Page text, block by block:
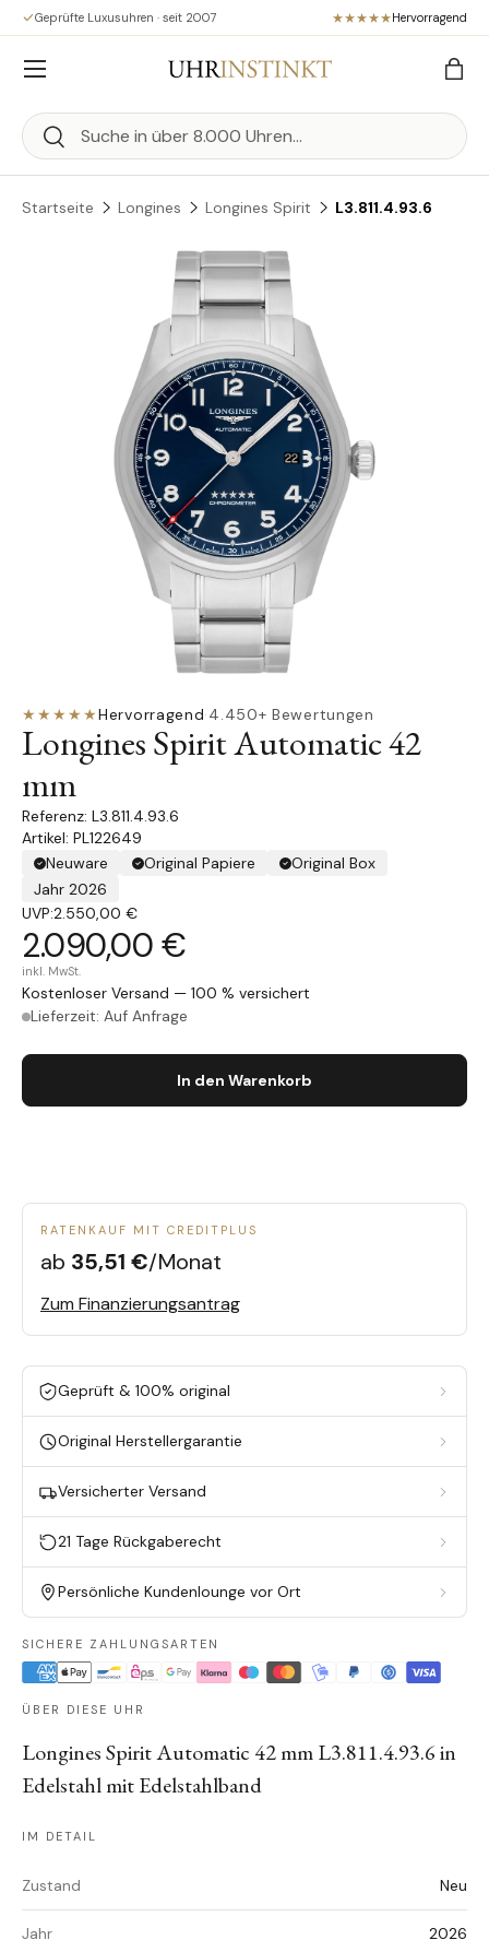
Direkt zum Inhalt
Geprüfte Luxusuhren · seit 2007 Hervorragend
Suchen
Suchen
Menü
Startseite Longines Longines Spirit L3.811.4.93.6
Zu Produktinformationen springen
★★★★★Hervorragend·4.450+ Bewertungen
Longines Spirit Automatic 42
mm
L3.811.4.93.6
Artikel: PL122649
Neuware
Original Papiere
Original Box
Jahr 2026
UVP:2.550,00 €
2.090,00 €
inkl. MwSt.
Kostenloser Versand — 100 % versichert
Lieferzeit: Auf Anfrage
In den Warenkorb
RATENKAUF MIT CREDITPLUS
ab 35,51 €/Monat
Zum Finanzierungsantrag
Geprüft & 100% original
Original Herstellergarantie
Versicherter Versand
21 Tage Rückgaberecht
Persönliche Kundenlounge vor Ort
SICHERE ZAHLUNGSARTEN
ÜBER DIESE UHR
Longines Spirit Automatic 42 mm L3.811.4.93.6 in
Edelstahl mit Edelstahlband
IM DETAIL
Zustand Neu
Jahr 2026